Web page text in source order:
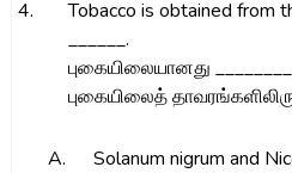
4.
Tobacco is obtained from
______.
புகையிலையானது
புகையிலைத்
A.
Solanum nigrum and